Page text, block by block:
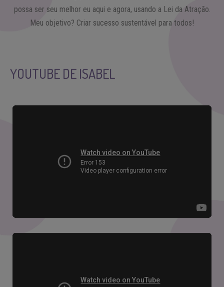
possa ser seu melhor eu aqui e agora, usando a Lei da Atração.
Meu objetivo? Criar sucesso sustentável para todos!
YOUTUBE DE ISABEL